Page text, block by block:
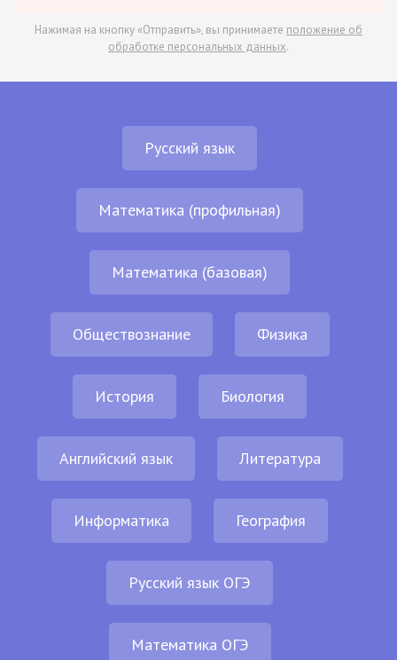
Нажимая на кнопку «Отправить», вы принимаете положение об
обработке персональных данных.
Русский язык
Математика (профильная)
Математика (базовая)
Обществознание Физика
История Биология
Английский язык Литература
Информатика География
Русский язык ОГЭ
Математика ОГЭ